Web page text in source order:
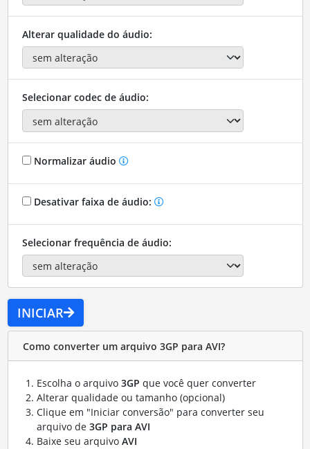
Alterar qualidade do áudio:
Selecionar codec de áudio:
Normalizar áudio
Desativar faixa de áudio:
Selecionar frequência de áudio:
INICIAR
Como converter um arquivo 3GP para AVI?
Escolha o arquivo 3GP que você quer converter
Alterar qualidade ou tamanho (opcional)
Clique em "Iniciar conversão" para converter seu
arquivo de 3GP para AVI
Baixe seu arquivo AVI